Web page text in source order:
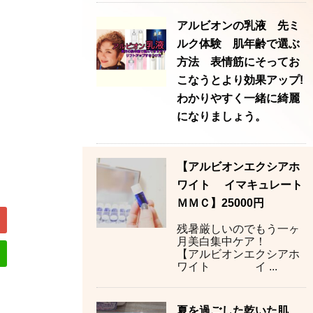
アルビオンの乳液 先ミ
ルク体験 肌年齢で選ぶ
方法 表情筋にそってお
こなうとより効果アップ!
わかりやすく一緒に綺麗
になりましょう。
【アルビオンエクシアホ
ワイト イマキュレート
ＭＭＣ】25000円
残暑厳しいのでもう一ヶ
月美白集中ケア！
【アルビオンエクシアホ
ワイト イ ...
夏を過ごした乾いた肌